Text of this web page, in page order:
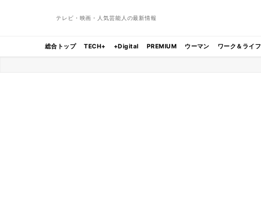
テレビ・映画・人気芸能人の最新情報
総合トップ TECH+ +Digital PREMIUM ウーマン ワーク＆ライフ